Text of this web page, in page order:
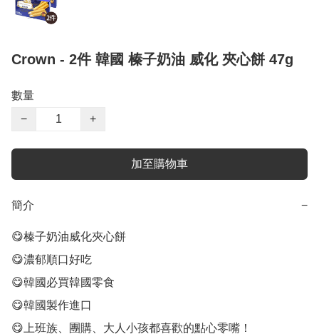
Crown - 2件 韓國 榛子奶油 威化 夾心餅 47g
數量
−
+
加至購物車
簡介 −
😋榛子奶油威化夾心餅
😋濃郁順口好吃
😋韓國必買韓國零食
😋韓國製作進口
😋上班族、團購、大人小孩都喜歡的點心零嘴！